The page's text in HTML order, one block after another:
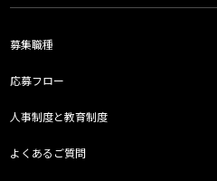
募集職種
応募フロー
人事制度と教育制度
よくあるご質問